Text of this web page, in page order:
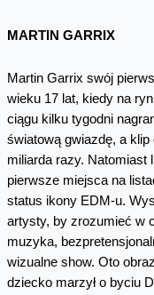
MARTIN GARRIX
Martin Garrix swój
wieku 17 lat, kiedy na
ciągu kilku tygodni
światową gwiazdę, a klip
miliarda razy. Natomiast
pierwsze miejsca na
status ikony EDM-u.
artysty, by zrozumieć w
muzyka,
wizualne show. Oto
dziecko marzył o byciu